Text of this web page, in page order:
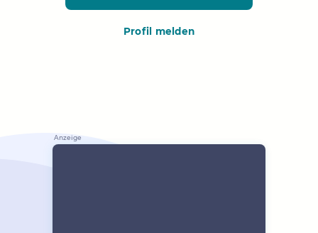
Profil melden